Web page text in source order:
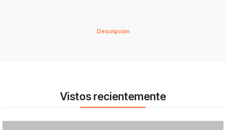
Descripción
Vistos recientemente